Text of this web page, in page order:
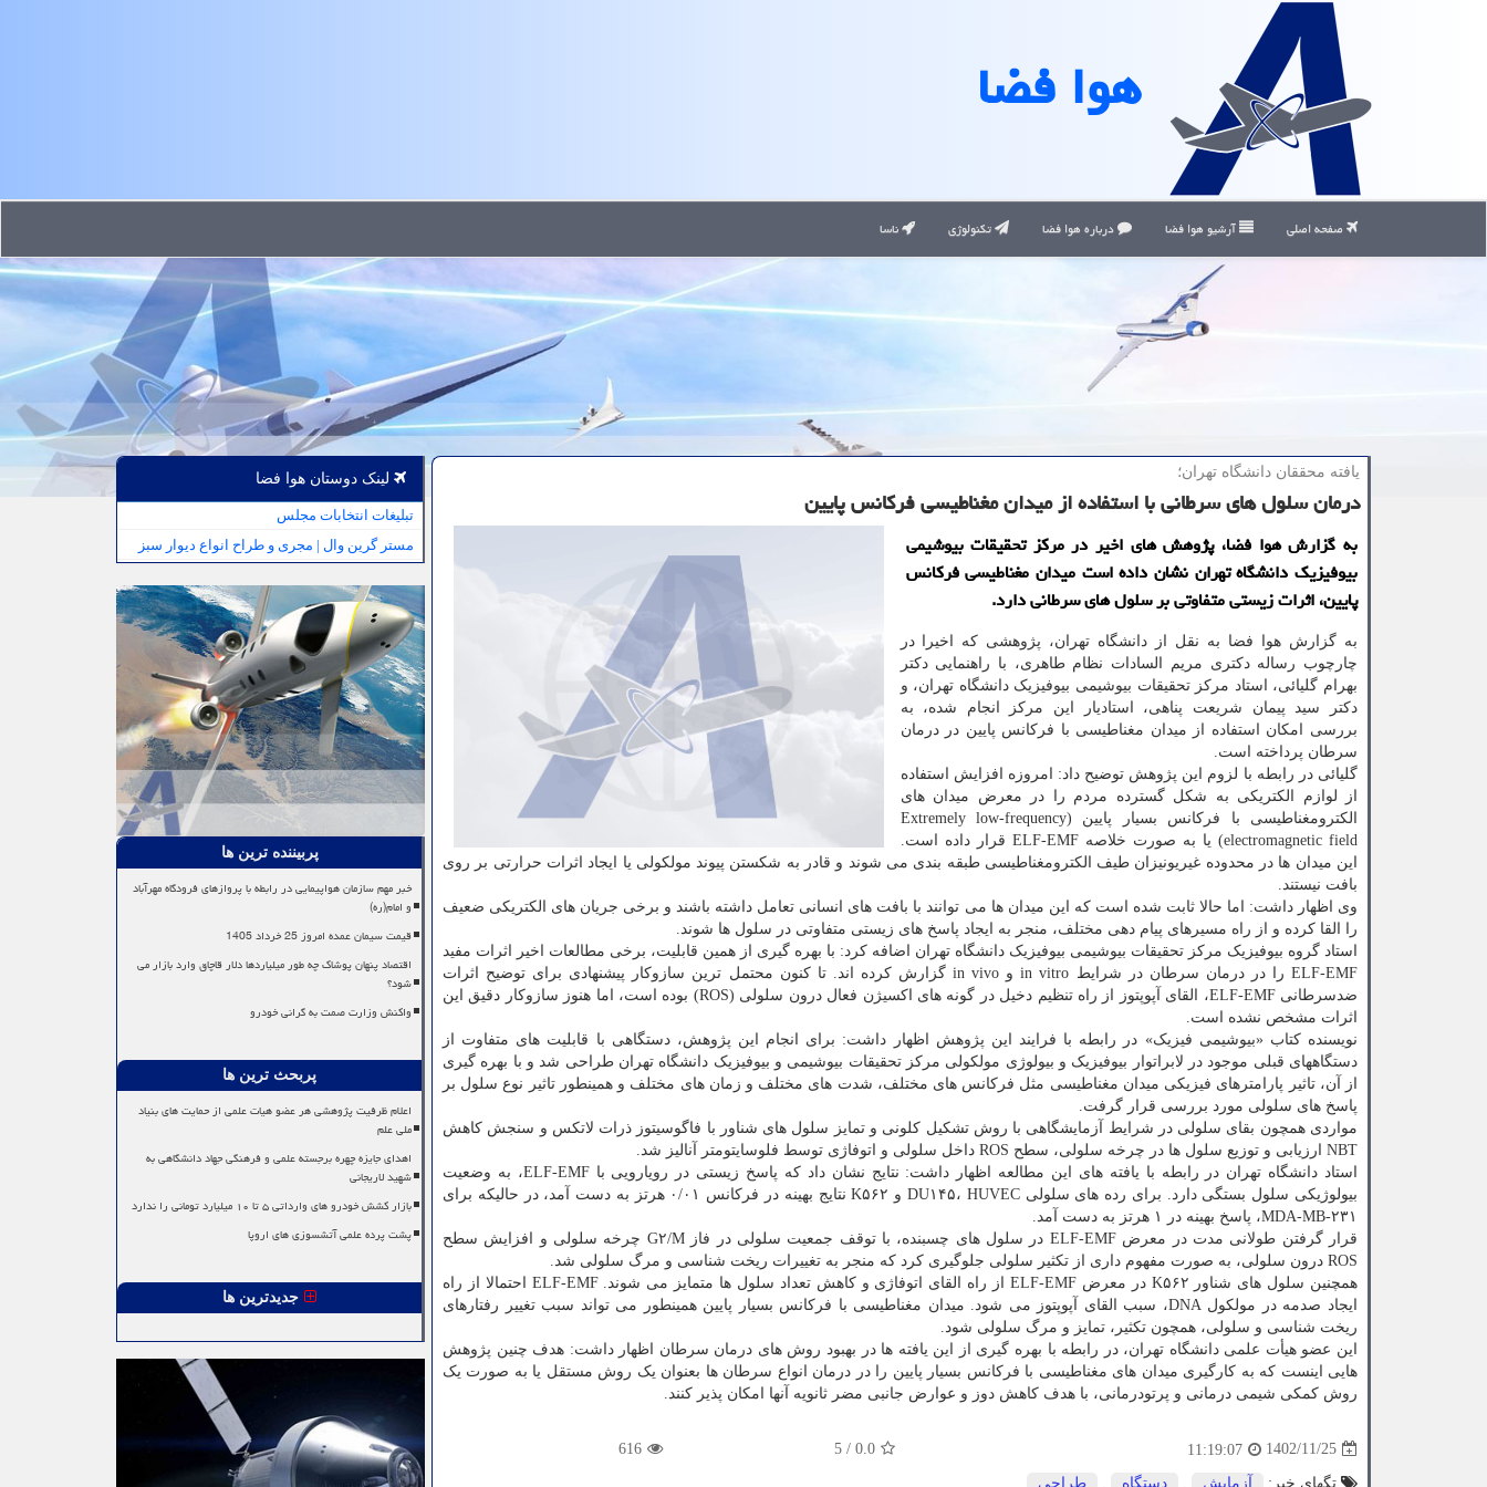
هوا فضا
صفحه اصلی آرشیو هوا فضا درباره هوا فضا تکنولوژی ناسا
یافته محققان دانشگاه تهران؛
درمان سلول های سرطانی با استفاده از میدان مغناطیسی فرکانس پایین
به گزارش هوا فضا، پژوهش های اخیر در مرکز تحقیقات بیوشیمی
بیوفیزیک دانشگاه تهران نشان داده است میدان مغناطیسی فرکانس
پایین، اثرات زیستی متفاوتی بر سلول های سرطانی دارد.
به گزارش هوا فضا به نقل از دانشگاه تهران، پژوهشی که اخیرا در
چارچوب رساله دکتری مریم السادات نظام طاهری، با راهنمایی دکتر
بهرام گلیائی، استاد مرکز تحقیقات بیوشیمی بیوفیزیک دانشگاه تهران، و
دکتر سید پیمان شریعت پناهی، استادیار این مرکز انجام شده، به
بررسی امکان استفاده از میدان مغناطیسی با فرکانس پایین در درمان
سرطان پرداخته است.
گلیائی در رابطه با لزوم این پژوهش توضیح داد: امروزه افزایش استفاده
از لوازم الکتریکی به شکل گسترده مردم را در معرض میدان های
الکترومغناطیسی با فرکانس بسیار پایین (Extremely low-frequency
electromagnetic field) یا به صورت خلاصه ELF-EMF قرار داده است.
این میدان ها در محدوده غیریونیزان طیف الکترومغناطیسی طبقه بندی می شوند و قادر به شکستن پیوند مولکولی یا ایجاد اثرات حرارتی بر روی
بافت نیستند.
وی اظهار داشت: اما حالا ثابت شده است که این میدان ها می توانند با بافت های انسانی تعامل داشته باشند و برخی جریان های الکتریکی ضعیف
را القا کرده و از راه مسیرهای پیام دهی مختلف، منجر به ایجاد پاسخ های زیستی متفاوتی در سلول ها شوند.
استاد گروه بیوفیزیک مرکز تحقیقات بیوشیمی بیوفیزیک دانشگاه تهران اضافه کرد: با بهره گیری از همین قابلیت، برخی مطالعات اخیر اثرات مفید
ELF-EMF را در درمان سرطان در شرایط in vitro و in vivo گزارش کرده اند. تا کنون محتمل ترین سازوکار پیشنهادی برای توضیح اثرات
ضدسرطانی ELF-EMF، القای آپوپتوز از راه تنظیم دخیل در گونه های اکسیژن فعال درون سلولی (ROS) بوده است، اما هنوز سازوکار دقیق این
اثرات مشخص نشده است.
نویسنده کتاب «بیوشیمی فیزیک» در رابطه با فرایند این پژوهش اظهار داشت: برای انجام این پژوهش، دستگاهی با قابلیت های متفاوت از
دستگاههای قبلی موجود در لابراتوار بیوفیزیک و بیولوژی مولکولی مرکز تحقیقات بیوشیمی و بیوفیزیک دانشگاه تهران طراحی شد و با بهره گیری
از آن، تاثیر پارامترهای فیزیکی میدان مغناطیسی مثل فرکانس های مختلف، شدت های مختلف و زمان های مختلف و همینطور تاثیر نوع سلول بر
پاسخ های سلولی مورد بررسی قرار گرفت.
مواردی همچون بقای سلولی در شرایط آزمایشگاهی با روش تشکیل کلونی و تمایز سلول های شناور با فاگوسیتوز ذرات لاتکس و سنجش کاهش
NBT ارزیابی و توزیع سلول ها در چرخه سلولی، سطح ROS داخل سلولی و اتوفاژی توسط فلوسایتومتر آنالیز شد.
استاد دانشگاه تهران در رابطه با یافته های این مطالعه اظهار داشت: نتایج نشان داد که پاسخ زیستی در رویارویی با ELF-EMF، به وضعیت
بیولوژیکی سلول بستگی دارد. برای رده های سلولی DU۱۴۵، HUVEC و K۵۶۲ نتایج بهینه در فرکانس ۰/۰۱ هرتز به دست آمد، در حالیکه برای
MDA-MB-۲۳۱، پاسخ بهینه در ۱ هرتز به دست آمد.
قرار گرفتن طولانی مدت در معرض ELF-EMF در سلول های چسبنده، با توقف جمعیت سلولی در فاز G۲/M چرخه سلولی و افزایش سطح
ROS درون سلولی، به صورت مفهوم داری از تکثیر سلولی جلوگیری کرد که منجر به تغییرات ریخت شناسی و مرگ سلولی شد.
همچنین سلول های شناور K۵۶۲ در معرض ELF-EMF از راه القای اتوفاژی و کاهش تعداد سلول ها متمایز می شوند. ELF-EMF احتمالا از راه
ایجاد صدمه در مولکول DNA، سبب القای آپوپتوز می شود. میدان مغناطیسی با فرکانس بسیار پایین همینطور می تواند سبب تغییر رفتارهای
ریخت شناسی و سلولی، همچون تکثیر، تمایز و مرگ سلولی شود.
این عضو هیأت علمی دانشگاه تهران، در رابطه با بهره گیری از این یافته ها در بهبود روش های درمان سرطان اظهار داشت: هدف چنین پژوهش
هایی اینست که به کارگیری میدان های مغناطیسی با فرکانس بسیار پایین را در درمان انواع سرطان ها بعنوان یک روش مستقل یا به صورت یک
روش کمکی شیمی درمانی و پرتودرمانی، با هدف کاهش دوز و عوارض جانبی مضر ثانویه آنها امکان پذیر کنند.
1402/11/25
11:19:07
0.0
/
5
616
تگهای خبر: آزمایش دستگاه طراحی
لینک دوستان هوا فضا
تبلیغات انتخابات مجلس
مستر گرین وال | مجری و طراح انواع دیوار سبز
پربیننده ترین ها
خبر مهم سازمان هواپیمایی در رابطه با پروازهای فرودگاه مهرآباد
و امام(ره)
قیمت سیمان عمده امروز 25 خرداد 1405
اقتصاد پنهان پوشاک چه طور میلیاردها دلار قاچاق وارد بازار می
شود؟
واکنش وزارت صمت به گرانی خودرو
پربحث ترین ها
اعلام ظرفیت پژوهشی هر عضو هیات علمی از حمایت های بنیاد
ملی علم
اهدای جایزه چهره برجسته علمی و فرهنگی جهاد دانشگاهی به
شهید لاریجانی
بازار کشش خودرو های وارداتی ۵ تا ۱۰ میلیارد تومانی را ندارد
پشت پرده علمی آتشسوزی های اروپا
جدیدترین ها